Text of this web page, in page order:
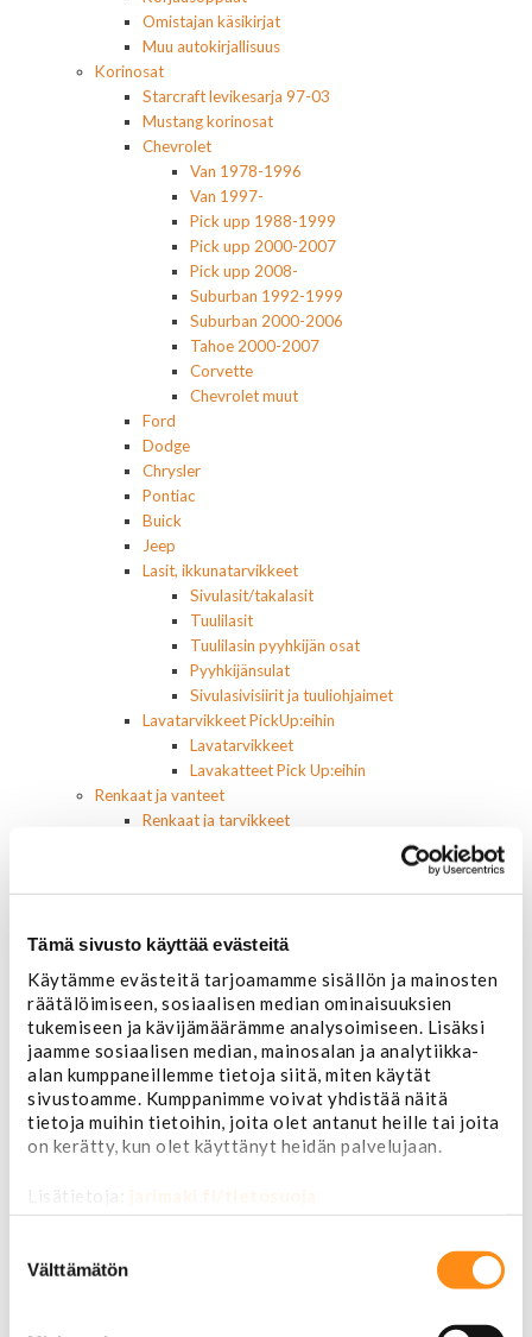
Tämä sivusto käyttää evästeitä
Käytämme evästeitä tarjoamamme sisällön ja mainosten
räätälöimiseen, sosiaalisen median ominaisuuksien
tukemiseen ja kävijämäärämme analysoimiseen. Lisäksi
jaamme sosiaalisen median, mainosalan ja analytiikka-
alan kumppaneillemme tietoja siitä, miten käytät
sivustoamme. Kumppanimme voivat yhdistää näitä
tietoja muihin tietoihin, joita olet antanut heille tai joita
on kerätty, kun olet käyttänyt heidän palvelujaan.
Lisätietoja: jarimaki.fi/tietosuoja
valinta
Välttämätön
Omistajan käsikirjat
Muu autokirjallisuus
Korinosat
Starcraft levikesarja 97-03
Mustang korinosat
Chevrolet
Van 1978-1996
Van 1997-
Pick upp 1988-1999
Pick upp 2000-2007
Pick upp 2008-
Suburban 1992-1999
Suburban 2000-2006
Tahoe 2000-2007
Corvette
Chevrolet muut
Ford
Dodge
Chrysler
Pontiac
Buick
Jeep
Lasit, ikkunatarvikkeet
Sivulasit/takalasit
Tuulilasit
Tuulilasin pyyhkijän osat
Pyyhkijänsulat
Sivulasivisiirit ja tuuliohjaimet
Lavatarvikkeet PickUp:eihin
Lavatarvikkeet
Lavakatteet Pick Up:eihin
Renkaat ja vanteet
Renkaat ja tarvikkeet
Renkaat 14"
Renkaat 16"
Renkaat 16,5"
Renkaat 17"
Renkaat 18"
Renkaat 20"
Renkaat 22"
Renkaat 24"
Vanteet ja tarvikkeet
Pölykapselit, keskiöt, spinnerit
14 tuumaiset vanteet
15 tuumaiset vanteet